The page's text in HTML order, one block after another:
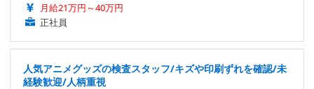
月給21万円～40万円
正社員
人気アニメグッズの検査スタッフ/キズや印刷ずれを確認/未
経験歓迎/人柄重視